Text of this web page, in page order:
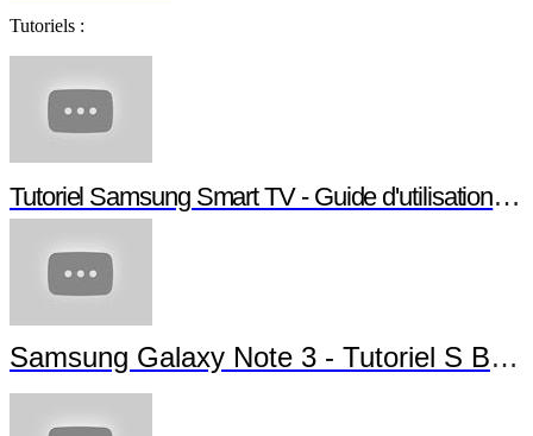
Tutoriels :
Tutoriel Samsung Smart TV - Guide d'utilisation Smart TV
Samsung Galaxy Note 3 - Tutoriel S Beam